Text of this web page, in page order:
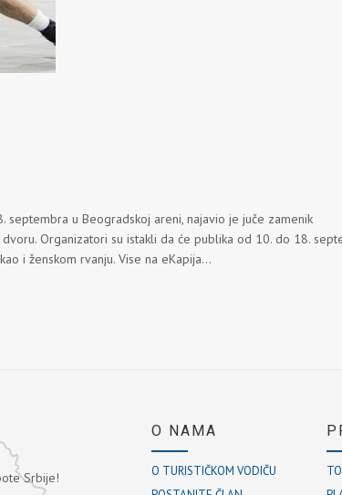
u Beogradskoj areni, najavio je juče zamenik
Organizatori su istakli da će publika od 10. do 18.
i ženskom rvanju. Vise na eKapija...
Srbije!
O NAMA
O TURISTIČKOM VODIČU